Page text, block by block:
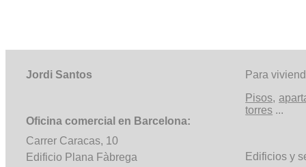
Jordi Santos
Oficina comercial en Barcelona:
Carrer Caracas, 10
Edificio Plana Fàbrega
Para
Pisos,
torres ...
Edificios y